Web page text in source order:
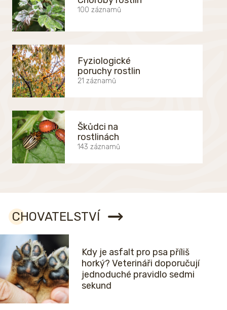
100 záznamů
Fyziologické
poruchy rostlin
21 záznamů
Škůdci na
rostlinách
143 záznamů
CHOVATELSTVÍ
Kdy je asfalt pro psa příliš
horký? Veterináři doporučují
jednoduché pravidlo sedmi
sekund